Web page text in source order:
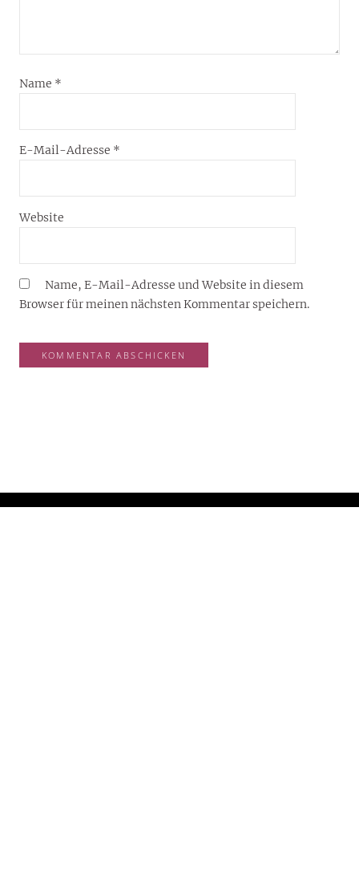
Name *
E-Mail-Adresse *
Website
Name, E-Mail-Adresse und Website in diesem
Browser für meinen nächsten Kommentar speichern.